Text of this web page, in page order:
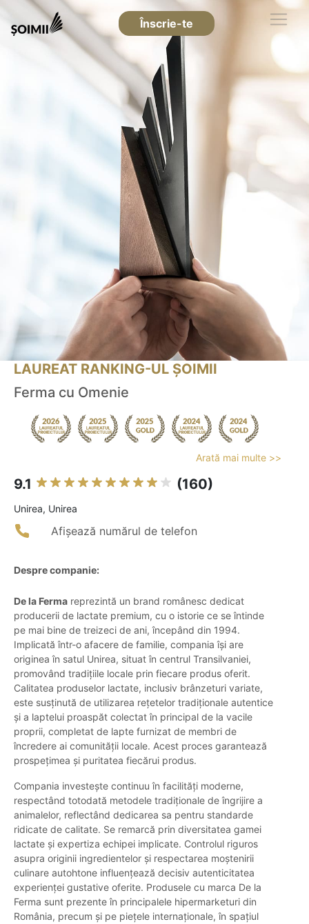
Înscrie-te
LAUREAT RANKING-UL ȘOIMII
Ferma cu Omenie
Arată mai multe >>
9.1 (160)
Unirea, Unirea
Afișează numărul de telefon
Despre companie:
De la Ferma reprezintă un brand românesc dedicat
producerii de lactate premium, cu o istorie ce se întinde
pe mai bine de treizeci de ani, începând din 1994.
Implicată într-o afacere de familie, compania își are
originea în satul Unirea, situat în centrul Transilvaniei,
promovând tradițiile locale prin fiecare produs oferit.
Calitatea produselor lactate, inclusiv brânzeturi variate,
este susținută de utilizarea rețetelor tradiționale autentice
și a laptelui proaspăt colectat în principal de la vacile
proprii, completat de lapte furnizat de membri de
încredere ai comunității locale. Acest proces garantează
prospețimea și puritatea fiecărui produs.
Compania investește continuu în facilități moderne,
respectând totodată metodele tradiționale de îngrijire a
animalelor, reflectând dedicarea sa pentru standarde
ridicate de calitate. Se remarcă prin diversitatea gamei
lactate și expertiza echipei implicate. Controlul riguros
asupra originii ingredientelor și respectarea moștenirii
culinare autohtone influențează decisiv autenticitatea
experienței gustative oferite. Produsele cu marca De la
Ferma sunt prezente în principalele hipermarketuri din
România, precum și pe piețele internaționale, în spațiul